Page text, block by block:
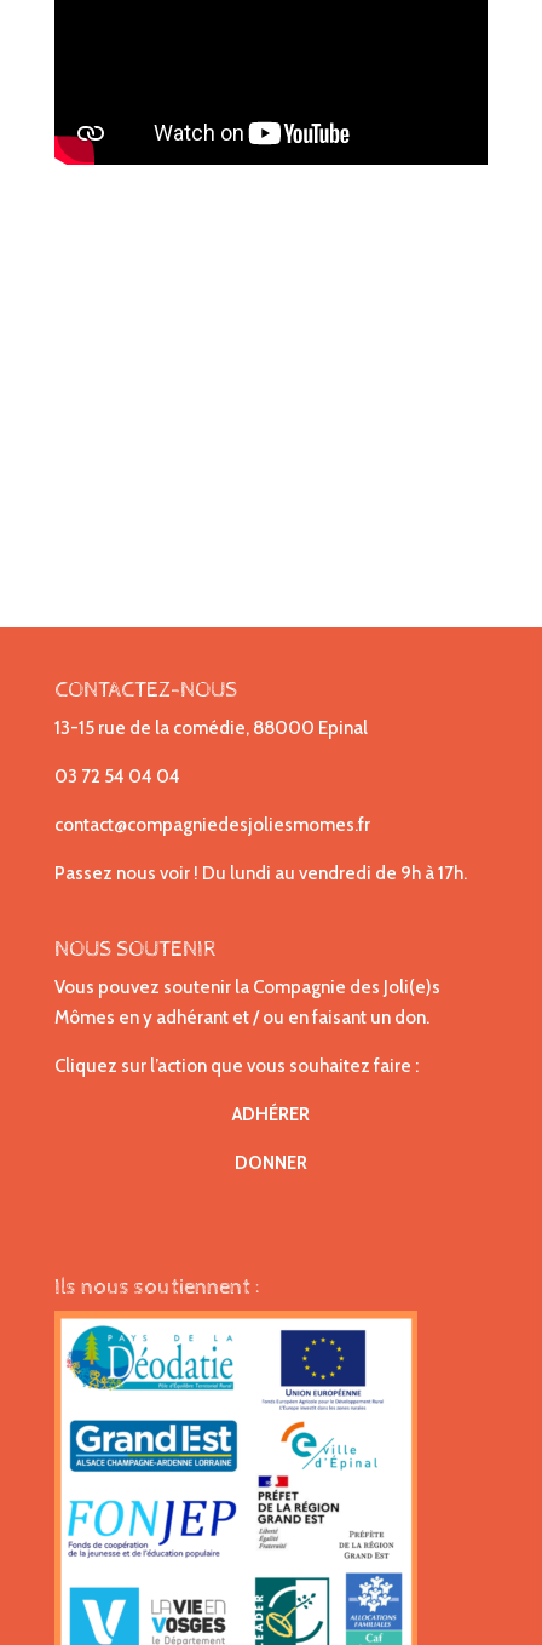
CONTACTEZ-NOUS
13-15 rue de la comédie, 88000 Epinal
03 72 54 04 04
contact@compagniedesjoliesmomes.fr
Passez nous voir ! Du lundi au vendredi de 9h à 17h.
NOUS SOUTENIR
Vous pouvez soutenir la Compagnie des Joli(e)s
Mômes en y adhérant et / ou en faisant un don.
Cliquez sur l’action que vous souhaitez faire :
ADHÉRER
DONNER
Ils nous soutiennent :